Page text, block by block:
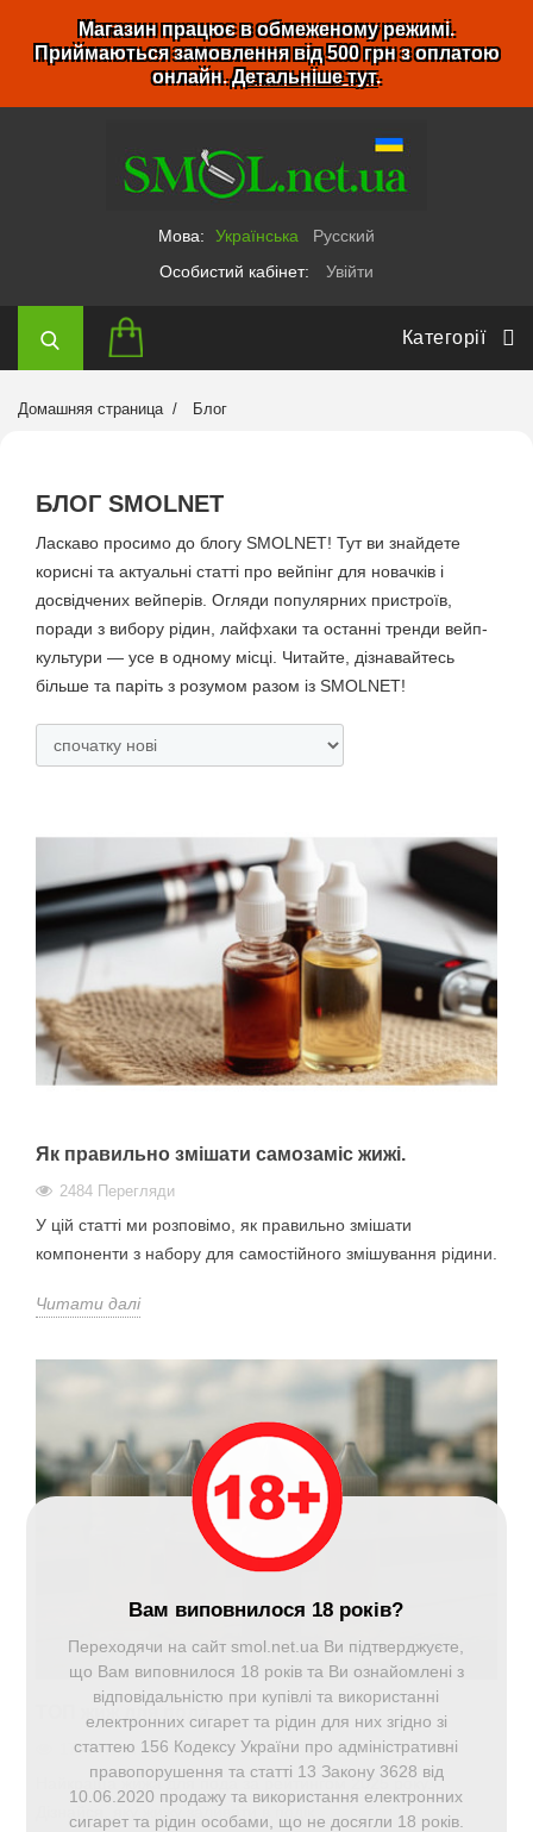
Магазин працює в обмеженому режимі.
Приймаються замовлення від 500 грн з оплатою
онлайн.Детальніше тут.
Мова: Українська
Русский
Особистий кабінет:
Увійти
Категорії
Домашняя страница Блог
БЛОГ SMOLNET
Ласкаво просимо до блогу SMOLNET! Тут ви знайдете
корисні та актуальні статті про вейпінг для новачків і
досвідчених вейперів. Огляди популярних пристроїв,
поради з вибору рідин, лайфхаки та останні тренди вейп-
культури — усе в одному місці. Читайте, дізнавайтесь
більше та паріть з розумом разом із SMOLNET!
Як правильно змішати самозаміс жижі.
2484 Перегляди
У цій статті ми розповімо, як правильно змішати
компоненти з набору для самостійного змішування рідини.
Читати далі
ТОП жиж для пода
1774 Перегляди
Найкраща жижа для пода за рейтингом 2025 року.
Дізнайся, яку жижу заливати в подік
Вам виповнилося 18 років?
Переходячи на сайт smol.net.ua Ви підтверджуєте,
що Вам виповнилося 18 років та Ви ознайомлені з
відповідальністю при купівлі та використанні
електронних сигарет та рідин для них згідно зі
статтею 156 Кодексу України про адміністративні
правопорушення та статті 13 Закону 3628 від
10.06.2020 продажу та використання електронних
сигарет та рідин особами, що не досягли 18 років.